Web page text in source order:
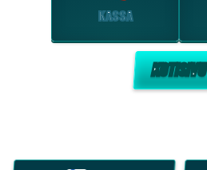
KASSA
KOTISIVU